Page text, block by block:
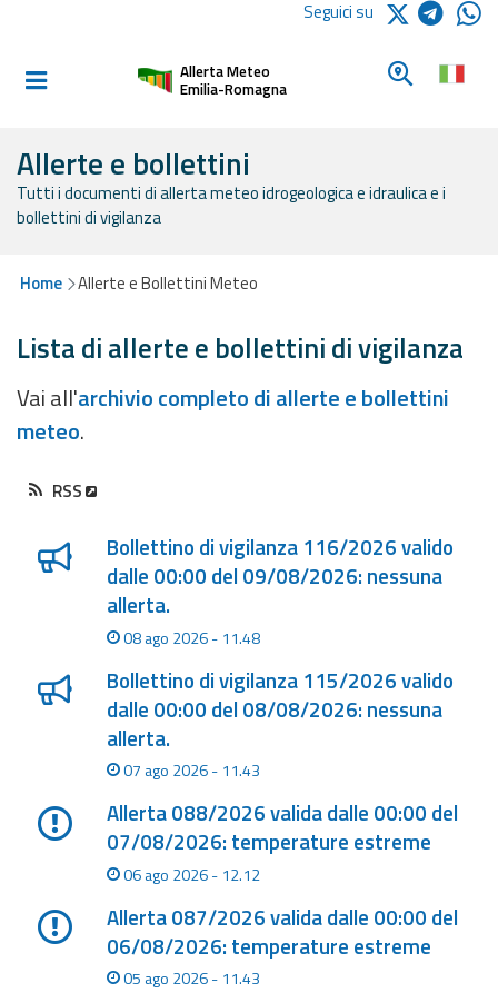
Informati e
Allerte E
Bollettini
Allerte e
Bollettini
Valanghe
Monitoraggio
Previsioni e dati
Dati osservati
Radar meteo
Operativi
Seguici su
Allerta Meteo
Emilia-Romagna
Cerca un
Allerte e bollettini
Tutti i documenti di allerta meteo idrogeologica e idraulica e i
bollettini di vigilanza
Home Allerte e Bollettini Meteo
Lista di allerte e bollettini di vigilanza
Vai all'archivio completo di allerte e bollettini
meteo.
RSS
Bollettino di vigilanza 116/2026 valido
dalle 00:00 del 09/08/2026: nessuna
allerta.
08 ago 2026 - 11.48
Bollettino di vigilanza 115/2026 valido
dalle 00:00 del 08/08/2026: nessuna
allerta.
07 ago 2026 - 11.43
Allerta 088/2026 valida dalle 00:00 del
07/08/2026: temperature estreme
06 ago 2026 - 12.12
Allerta 087/2026 valida dalle 00:00 del
06/08/2026: temperature estreme
05 ago 2026 - 11.43